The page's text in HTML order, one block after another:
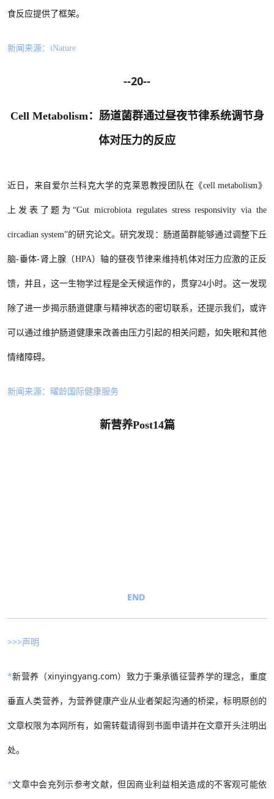
食反应提供了框架。
新闻来源： iNature
--20--
Cell Metabolism：肠道菌群通过昼夜节律系统调节身
体对压力的反应
近日，来自爱尔兰科克大学的克莱恩教授团队在《cell metabolism》
上发表了题为“Gut microbiota regulates stress responsivity via the
circadian system”的研究论文。研究发现：肠道菌群能够通过调整下丘
脑-垂体-肾上腺（HPA）轴的昼夜节律来维持机体对压力应激的正反
馈，并且，这一生物学过程是全天候运作的，贯穿24小时。这一发现
除了进一步揭示肠道健康与精神状态的密切联系，还提示我们，或许
可以通过维护肠道健康来改善由压力引起的相关问题，如失眠和其他
情绪障碍。
新闻来源：曜龄国际健康服务
新营养Post14篇
END
>>>声明
*新营养（xinyingyang.com）致力于秉承循征营养学的理念，重度
垂直人类营养，为营养健康产业从业者架起沟通的桥梁，标明原创的
文章权限为本网所有，如需转载请得到书面申请并在文章开头注明出
处。
*文章中会充列示参考文献，但因商业利益相关造成的不客观可能依